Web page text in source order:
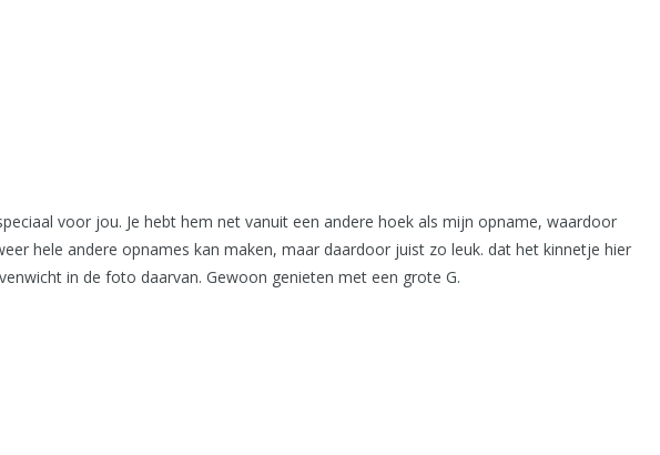
voor jou. Je hebt hem net vanuit een andere hoek als mijn opname, waardoor
hele andere opnames kan maken, maar daardoor juist zo leuk. dat het kinnetje hier
in de foto daarvan. Gewoon genieten met een grote G.